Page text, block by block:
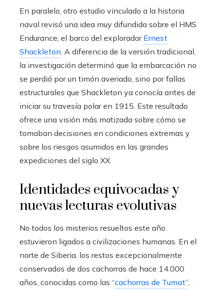
En paralelo, otro estudio vinculado a la historia
naval revisó una idea muy difundida sobre el HMS
Endurance, el barco del explorador Ernest
Shackleton . A diferencia de la versión tradicional,
la investigación determinó que la embarcación no
se perdió por un timón averiado, sino por fallas
estructurales que Shackleton ya conocía antes de
iniciar su travesía polar en 1915. Este resultado
ofrece una visión más matizada sobre cómo se
tomaban decisiones en condiciones extremas y
sobre los riesgos asumidos en las grandes
expediciones del siglo XX.
Identidades equivocadas y
nuevas lecturas evolutivas
No todos los misterios resueltos este año
estuvieron ligados a civilizaciones humanas. En el
norte de Siberia, los restos excepcionalmente
conservados de dos cachorras de hace 14.000
años, conocidas como las “cachorras de Tumat”,